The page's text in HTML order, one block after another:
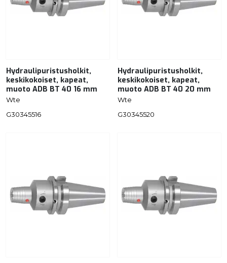
Hydraulipuristusholkit,
keskikokoiset, kapeat,
muoto ADB BT 40 16 mm
Wte
G30345516
Hydraulipuristusholkit,
keskikokoiset, kapeat,
muoto ADB BT 40 20 mm
Wte
G30345520